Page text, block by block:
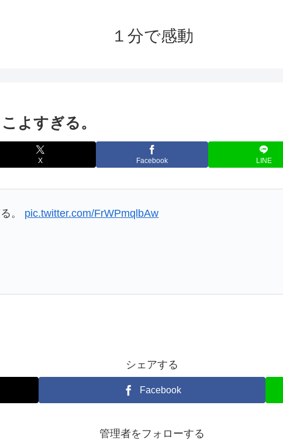
１分で感動
よすぎる。
X Facebook LINE
。 pic.twitter.com/FrWPmqlbAw
シェアする
Facebook
管理者をフォローする